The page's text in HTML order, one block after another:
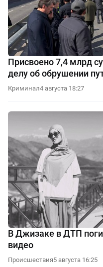
Присвоено 7,4 млрд
делу об обрушении
Криминал4 августа 18:27
В Джизаке в ДТП
видео
Происшествия5 августа 16:25